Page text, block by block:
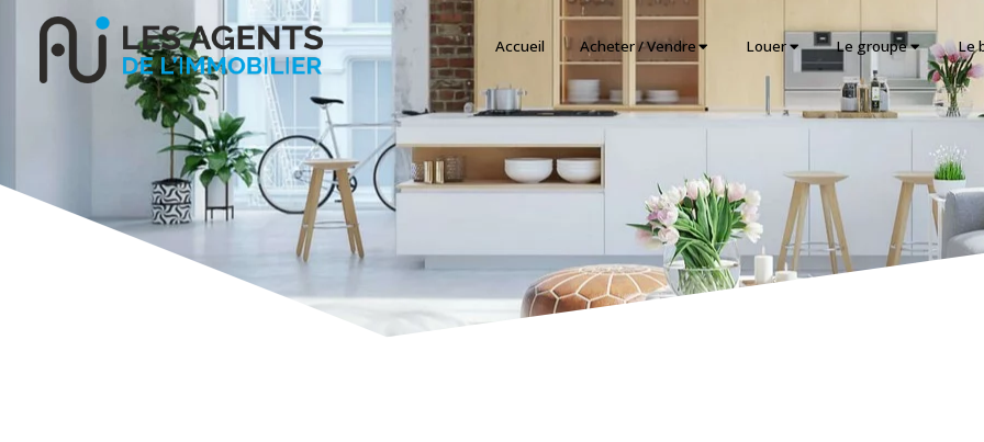
Accueil Acheter / Vendre Louer Le groupe Le